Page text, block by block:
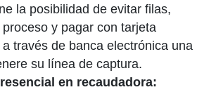
la posibilidad de evitar filas,
y pagar con tarjeta
través de banca electrónica una
su línea de captura.
en recaudadora: